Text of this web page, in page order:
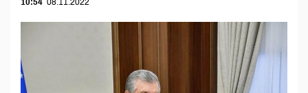
10:54 08.11.2022